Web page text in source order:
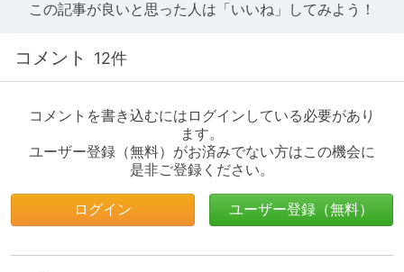
この記事が良いと思った人は「いいね」してみよう！
コメント 12件
コメントを書き込むにはログインしている必要があり
ます。
ユーザー登録（無料）がお済みでない方はこの機会に
是非ご登録ください。
ログイン ユーザー登録（無料）